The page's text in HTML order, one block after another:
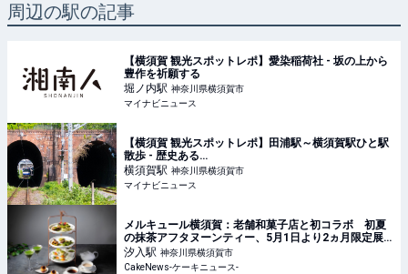
周辺の駅の記事
【横須賀 観光スポットレポ】愛染稲荷社 - 坂の上から
豊作を祈願する
堀ノ内駅 神奈川県横須賀市
マイナビニュース
【横須賀 観光スポットレポ】田浦駅～横須賀駅ひと駅
散歩 - 歴史ある…
横須賀駅 神奈川県横須賀市
マイナビニュース
メルキュール横須賀：老舗和菓子店と初コラボ 初夏
の抹茶アフタヌーンティー、5月1日より2ヵ月限定展
開
汐入駅 神奈川県横須賀市
CakeNews-ケーキニュース-